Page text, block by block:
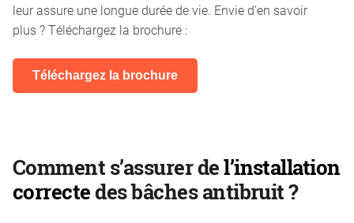
leur assure une longue durée de vie. Envie d’en savoir
plus ? Téléchargez la brochure :
Téléchargez la brochure
Comment s’assurer del’installation
correctedes bâches antibruit ?